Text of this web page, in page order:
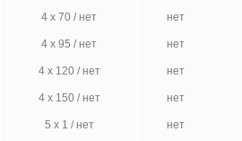
4 х 70 / нет нет
4 х 95 / нет нет
4 х 120 / нет нет
4 х 150 / нет нет
5 х 1 / нет нет